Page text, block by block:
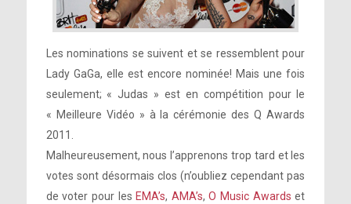
Les nominations se suivent et se ressemblent pour
Lady GaGa, elle est encore nominée! Mais une fois
seulement; « Judas » est en compétition pour le
« Meilleure Vidéo » à la cérémonie des Q Awards
2011.
Malheureusement, nous l’apprenons trop tard et les
votes sont désormais clos (n’oubliez cependant pas
de voter pour les EMA’s, AMA’s,O Music Awards et